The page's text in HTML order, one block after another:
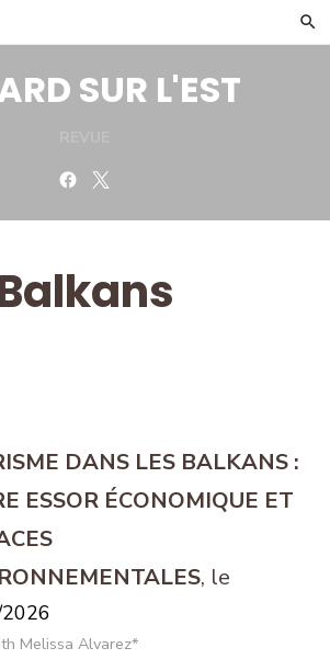
SUR L'EST
Facebook
DANS LES BALKANS :
ESSOR ÉCONOMIQUE ET
Melissa Alvarez*